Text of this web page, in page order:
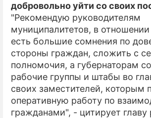
добровольно уйти со своих
"Рекомендую руководителям
муниципалитетов, в
есть большие сомнения по
стороны граждан, сложить с
полномочия, а губернаторам
рабочие группы и штабы во
своих заместителей, которым
оперативную работу по
гражданами", - цитирует главу